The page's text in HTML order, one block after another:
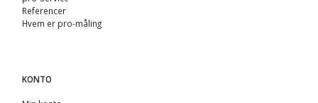
Referencer
Hvem er pro-måling
KONTO